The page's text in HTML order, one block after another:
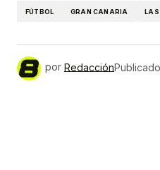
FÚTBOL GRAN CANARIA LAS
por Redacción